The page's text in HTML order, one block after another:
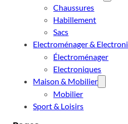
Chaussures
Habillement
Sacs
Electroménager &
Électroménager
Electroniques
Maison & Mobilier
Mobilier
Sport & Loisirs